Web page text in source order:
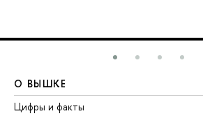
О ВЫШКЕ
Цифры и факты